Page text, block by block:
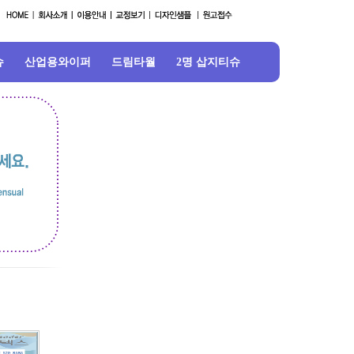
산업용와이퍼 드림타월 2명 삽지티슈